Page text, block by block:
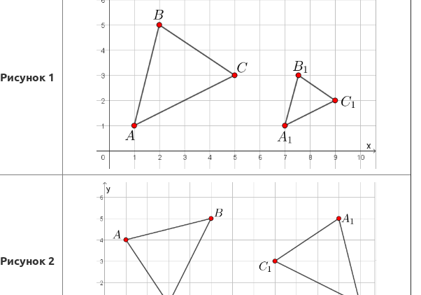
Рисунок 1
Рисунок 2